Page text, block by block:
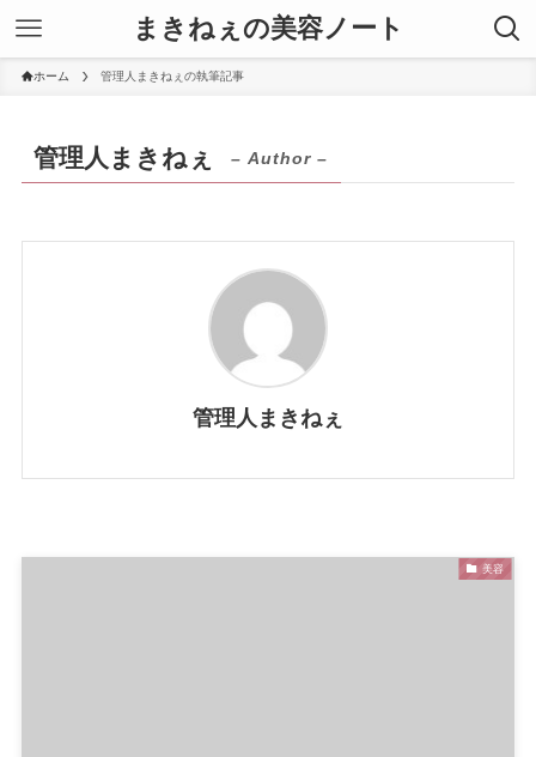
まきねぇの美容ノート
ホーム 管理人まきねぇの執筆記事
管理人まきねぇ – Author –
管理人まきねぇ
美容